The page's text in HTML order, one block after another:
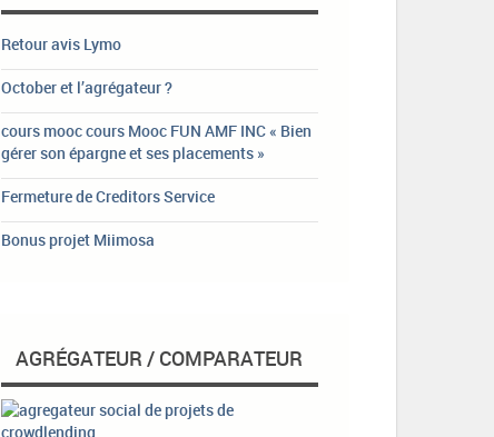
Retour avis Lymo
October et l’agrégateur ?
cours mooc cours Mooc FUN AMF INC « Bien
gérer son épargne et ses placements »
Fermeture de Creditors Service
Bonus projet Miimosa
AGRÉGATEUR / COMPARATEUR